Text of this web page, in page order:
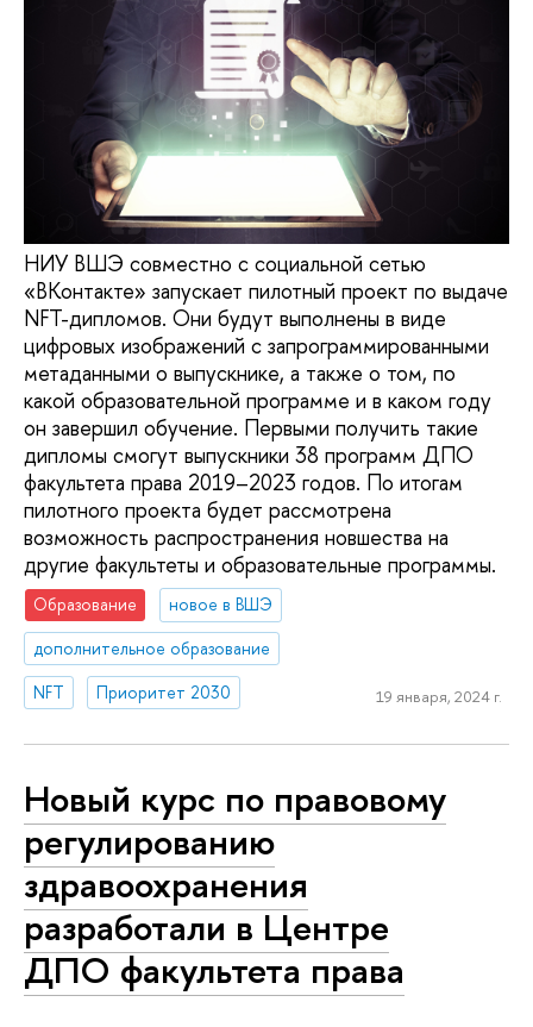
НИУ ВШЭ совместно с социальной сетью
«ВКонтакте» запускает пилотный проект по выдаче
NFT-дипломов. Они будут выполнены в виде
цифровых изображений с запрограммированными
метаданными о выпускнике, а также о том, по
какой образовательной программе и в каком году
он завершил обучение. Первыми получить такие
дипломы смогут выпускники 38 программ ДПО
факультета права 2019–2023 годов. По итогам
пилотного проекта будет рассмотрена
возможность распространения новшества на
другие факультеты и образовательные программы.
Образование
новое в ВШЭ
дополнительное образование
NFT
Приоритет 2030 19 января, 2024 г.
Новый курс по правовому
регулированию
здравоохранения
разработали в Центре
ДПО факультета права